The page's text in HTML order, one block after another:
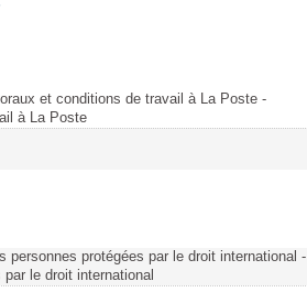
et conditions de travail à La Poste -
à La Poste
protégées par le droit international -
le droit international